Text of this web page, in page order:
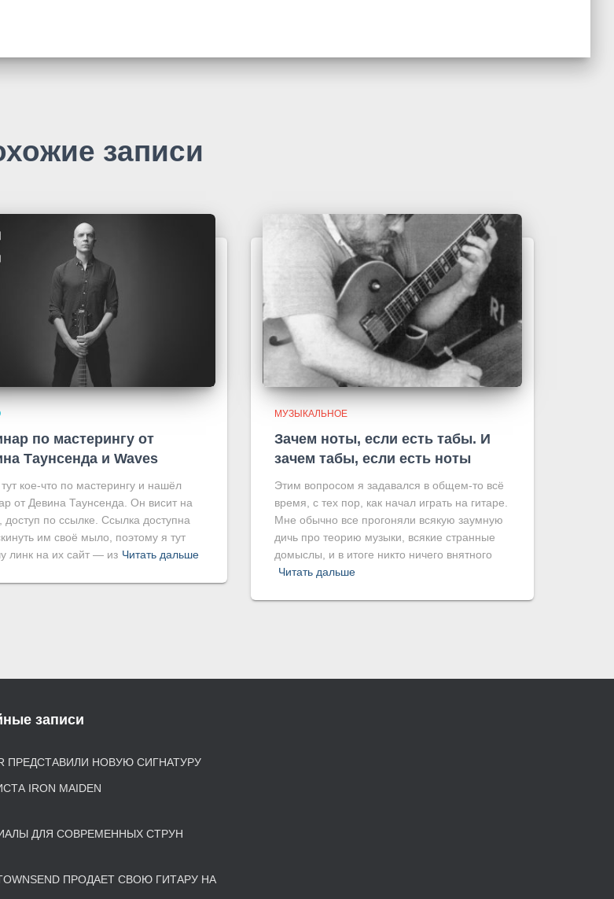
записи
по мастерингу от
Таунсенда и Waves
кое-что по мастерингу и нашёл
от Девина Таунсенда. Он висит на
доступ по ссылке. Ссылка доступна
им своё мыло, поэтому я тут
линк на их сайт — из Читать дальше
МУЗЫКАЛЬНОЕ
Зачем ноты, если есть табы. И
зачем табы, если есть ноты
Этим вопросом я задавался в общем-то всё
время, с тех пор, как начал играть на гитаре.
Мне обычно все прогоняли всякую заумную
дичь про теорию музыки, всякие странные
домыслы, и в итоге никто ничего внятного
Читать дальше
записи
ПРЕДСТАВИЛИ НОВУЮ СИГНАТУРУ
IRON MAIDEN
ДЛЯ СОВРЕМЕННЫХ СТРУН
ПРОДАЕТ СВОЮ ГИТАРУ НА